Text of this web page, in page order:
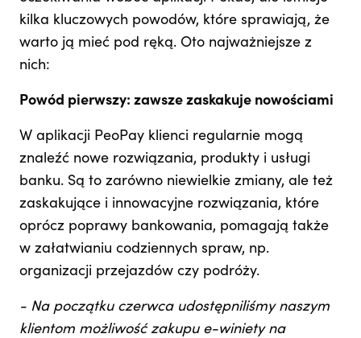
kilka kluczowych powodów, które sprawiają, że
warto ją mieć pod ręką. Oto najważniejsze z
nich:
Powód pierwszy: zawsze zaskakuje nowościami
W aplikacji PeoPay klienci regularnie mogą
znaleźć nowe rozwiązania, produkty i usługi
banku. Są to zarówno niewielkie zmiany, ale też
zaskakujące i innowacyjne rozwiązania, które
oprócz poprawy bankowania, pomagają także
w załatwianiu codziennych spraw, np.
organizacji przejazdów czy podróży.
- Na początku czerwca udostępniliśmy naszym
klientom możliwość zakupu e-winiety na